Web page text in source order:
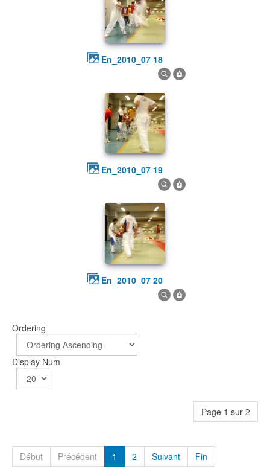
en_2010_07 18
en_2010_07 19
en_2010_07 20
Ordering
Display Num
Page 1 sur 2
Début Précédent 1 2 Suivant Fin